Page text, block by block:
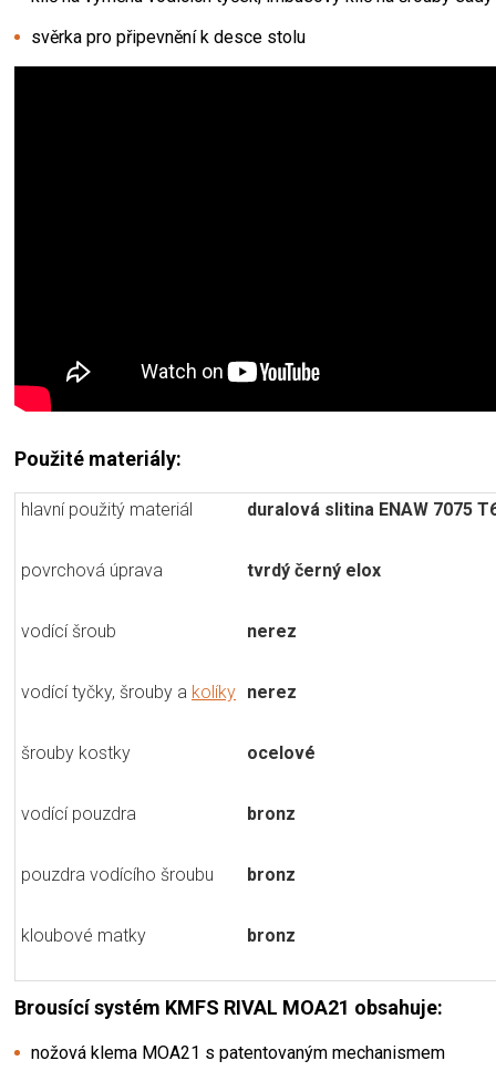
svěrka pro připevnění k desce stolu
Použité materiály:
hlavní použitý materiál duralová slitina ENAW 7075
povrchová úprava tvrdý černý elox
vodící šroub nerez
vodící tyčky, šrouby a kolíky nerez
šrouby kostky ocelové
vodící pouzdra bronz
pouzdra vodícího šroubu bronz
kloubové matky bronz
Brousící systém KMFS RIVAL MOA21 obsahuje:
nožová klema MOA21 s patentovaným mechanismem